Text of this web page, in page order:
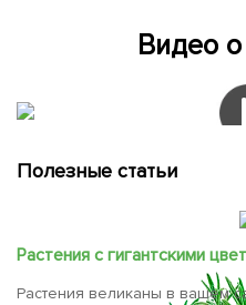
Видео
Полезные статьи
Растения с гигантскими
Растения великаны в вашем